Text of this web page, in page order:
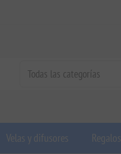
Velas y difusores Regalos